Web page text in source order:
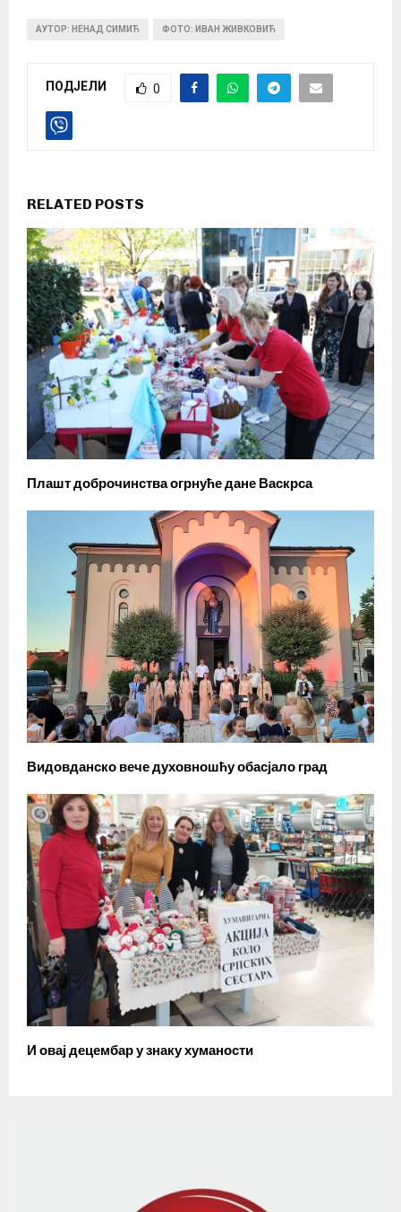
АУТОР: НЕНАД СИМИЋ ФОТО: ИВАН ЖИВКОВИЋ
ПОДЈЕЛИ 0
RELATED POSTS
Плашт доброчинства огрнуће дане Васкрса
Видовданско вече духовношћу обасјало град
И овај децембар у знаку хуманости